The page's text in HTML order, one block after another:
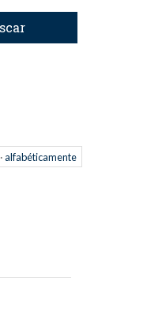
·alfabéticamente